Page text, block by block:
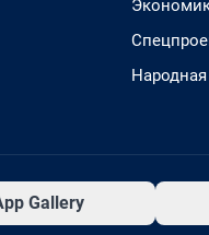
Gallery